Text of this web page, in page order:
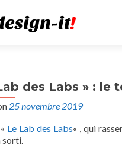
des Labs » :
25 novembre 2019
Le Lab des Labs« , qui
sorti.